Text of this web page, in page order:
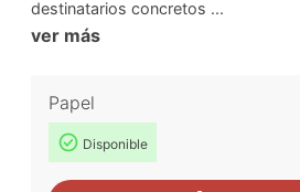
destinatarios concretos ...
ver más
Papel
Disponible